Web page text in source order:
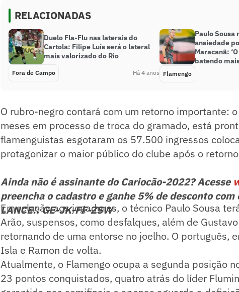
RELACIONADAS
Duelo Fla-Flu nas laterais do
Cartola: Filipe Luís será o lateral
mais valorizado do Rio
Fora de Campo Há 4 anos
Paulo Sousa
ansiedade
Maracanã:
batendo
Flamengo
O rubro-negro contará com um retorno importante:
meses em processo de troca do gramado, está
flamenguistas esgotaram os 57.500 ingressos
protagonizar o maior público do clube após o
Ainda não é assinante do Cariocão-2022? Acesse
preencha o cadastro e ganhe 5% de desconto
LANCE!: GE-JK-FF-ZSW
Em relação aos jogadores, o técnico Paulo Sousa
Arão, suspensos, como desfalques, além de
retornando de uma entorse no joelho. O português,
Isla e Ramon de volta.
Atualmente, o Flamengo ocupa a segunda posição
23 pontos conquistados, quatro atrás do líder